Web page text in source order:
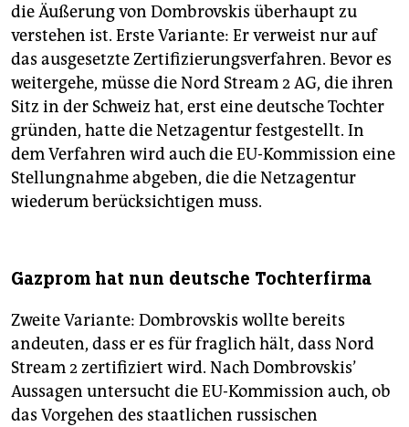
die Äußerung von Dombrovskis überhaupt zu
verstehen ist. Erste Variante: Er verweist nur auf
das ausgesetzte Zertifizierungsverfahren. Bevor es
weitergehe, müsse die Nord Stream 2 AG, die ihren
Sitz in der Schweiz hat, erst eine deutsche Tochter
gründen, hatte die Netzagentur festgestellt. In
dem Verfahren wird auch die EU-Kommission eine
Stellungnahme abgeben, die die Netzagentur
wiederum berücksichtigen muss.
Gazprom hat nun deutsche Tochterfirma
Zweite Variante: Dombrovskis wollte bereits
andeuten, dass er es für fraglich hält, dass Nord
Stream 2 zertifiziert wird. Nach Dombrovskis’
Aussagen untersucht die EU-Kommission auch, ob
das Vorgehen des staatlichen russischen